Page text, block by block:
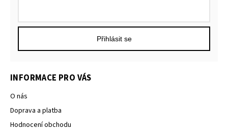
INFORMACE PRO VÁS
O nás
Doprava a platba
Hodnocení obchodu
Přihlásit se